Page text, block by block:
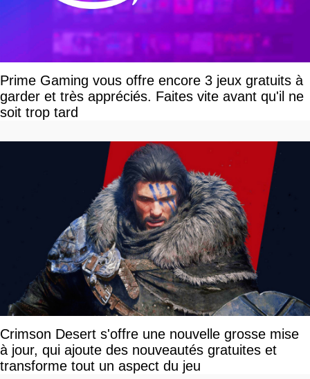
Prime Gaming vous offre encore 3 jeux gratuits à
garder et très appréciés. Faites vite avant qu'il ne
soit trop tard
Crimson Desert s'offre une nouvelle grosse mise
à jour, qui ajoute des nouveautés gratuites et
transforme tout un aspect du jeu